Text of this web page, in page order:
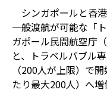
シンガポールと香
一般渡航が可能な「
ガポール民間航空庁
と、トラベルバブル
（200人が上限）で
たり最大200人）へ増